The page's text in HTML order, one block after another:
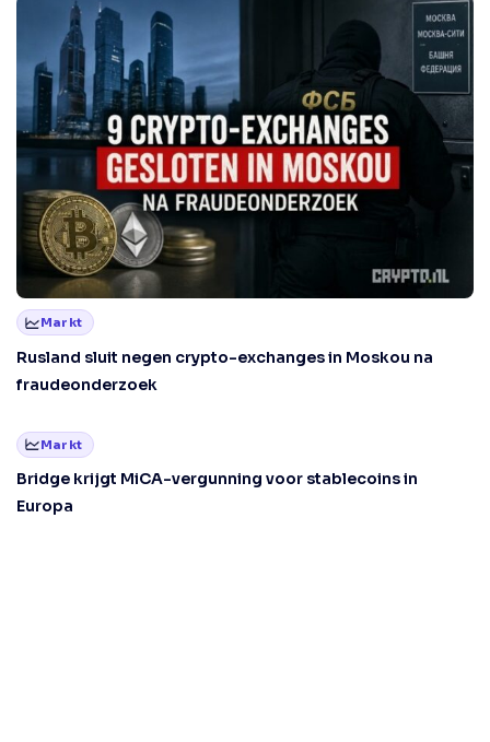
Markt
Rusland sluit negen crypto-exchanges in Moskou na
fraudeonderzoek
Markt
Bridge krijgt MiCA-vergunning voor stablecoins in
Europa